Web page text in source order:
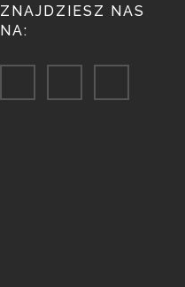
ZNAJDZIESZ NAS
NA: